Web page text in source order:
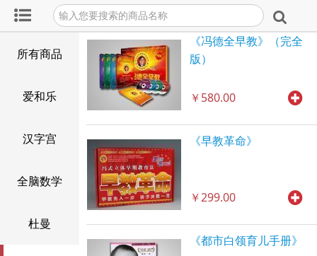
所有商品
爱和乐
汉字宫
全脑数学
杜曼
《冯德全早教》（完全
版）
￥580.00
《早教革命》
￥299.00
《都市白领育儿手册》